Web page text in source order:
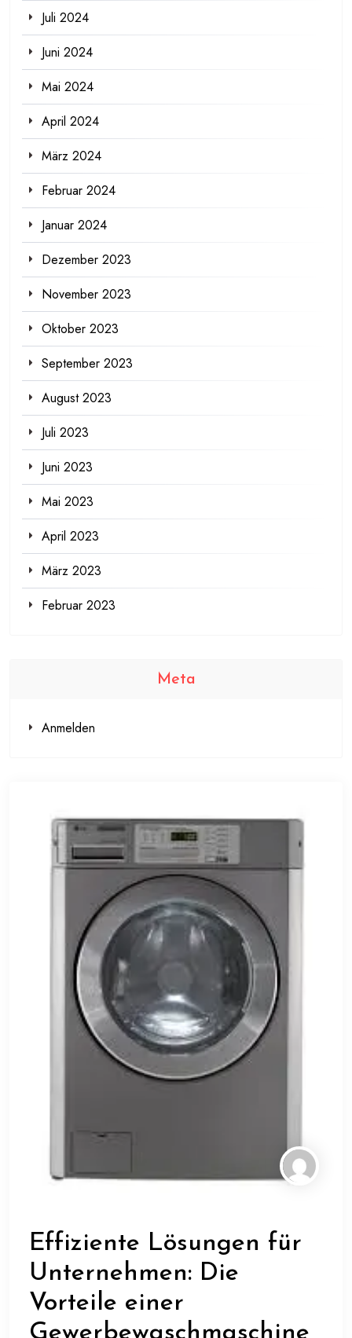
Effiziente Lösungen für
Unternehmen: Die
Vorteile einer
Juli 2024
Juni 2024
Mai 2024
April 2024
März 2024
Februar 2024
Januar 2024
Dezember 2023
November 2023
Oktober 2023
September 2023
August 2023
Juli 2023
Juni 2023
Mai 2023
April 2023
März 2023
Februar 2023
Meta
Anmelden